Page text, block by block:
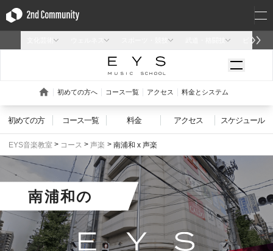
初めての方 コース一覧 料金 アクセス スケジュール
EYS音楽教室 コース 声楽 南浦和 x 声楽
南浦和の